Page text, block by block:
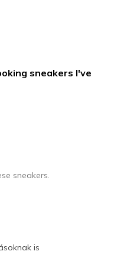
smallsneakers I've
sneakers.
is